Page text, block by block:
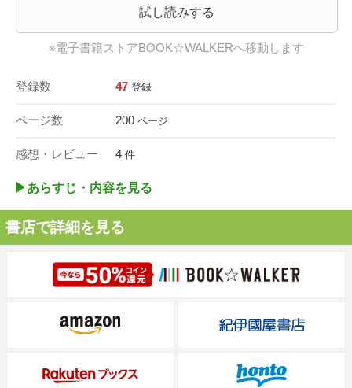
試し読みする
※電子書籍ストアBOOK☆WALKERへ移動します
登録数 47 登録
ページ数 200 ページ
感想・レビュー 4 件
▶︎あらすじ・内容を見る
書店で詳細を見る